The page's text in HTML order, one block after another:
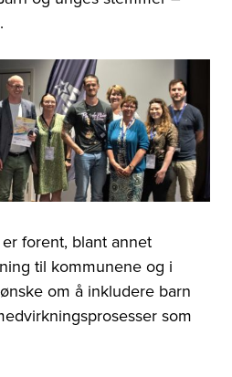
forent, blant annet
til kommunene og i
om å inkludere barn
som